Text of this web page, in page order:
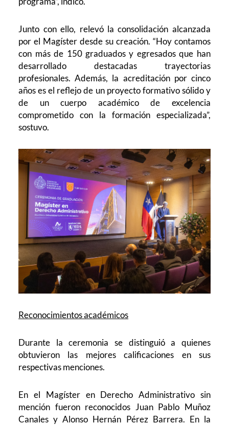
Junto con ello, relevó la consolidación alcanzada
por el Magíster desde su creación. “Hoy contamos
con más de 150 graduados y egresados que han
desarrollado destacadas trayectorias
profesionales. Además, la acreditación por cinco
años es el reflejo de un proyecto formativo sólido y
de un cuerpo académico de excelencia
comprometido con la formación especializada”,
sostuvo.
Reconocimientos académicos
Durante la ceremonia se distinguió a quienes
obtuvieron las mejores calificaciones en sus
respectivas menciones.
En el Magíster en Derecho Administrativo sin
mención fueron reconocidos Juan Pablo Muñoz
Canales y Alonso Hernán Pérez Barrera. En la